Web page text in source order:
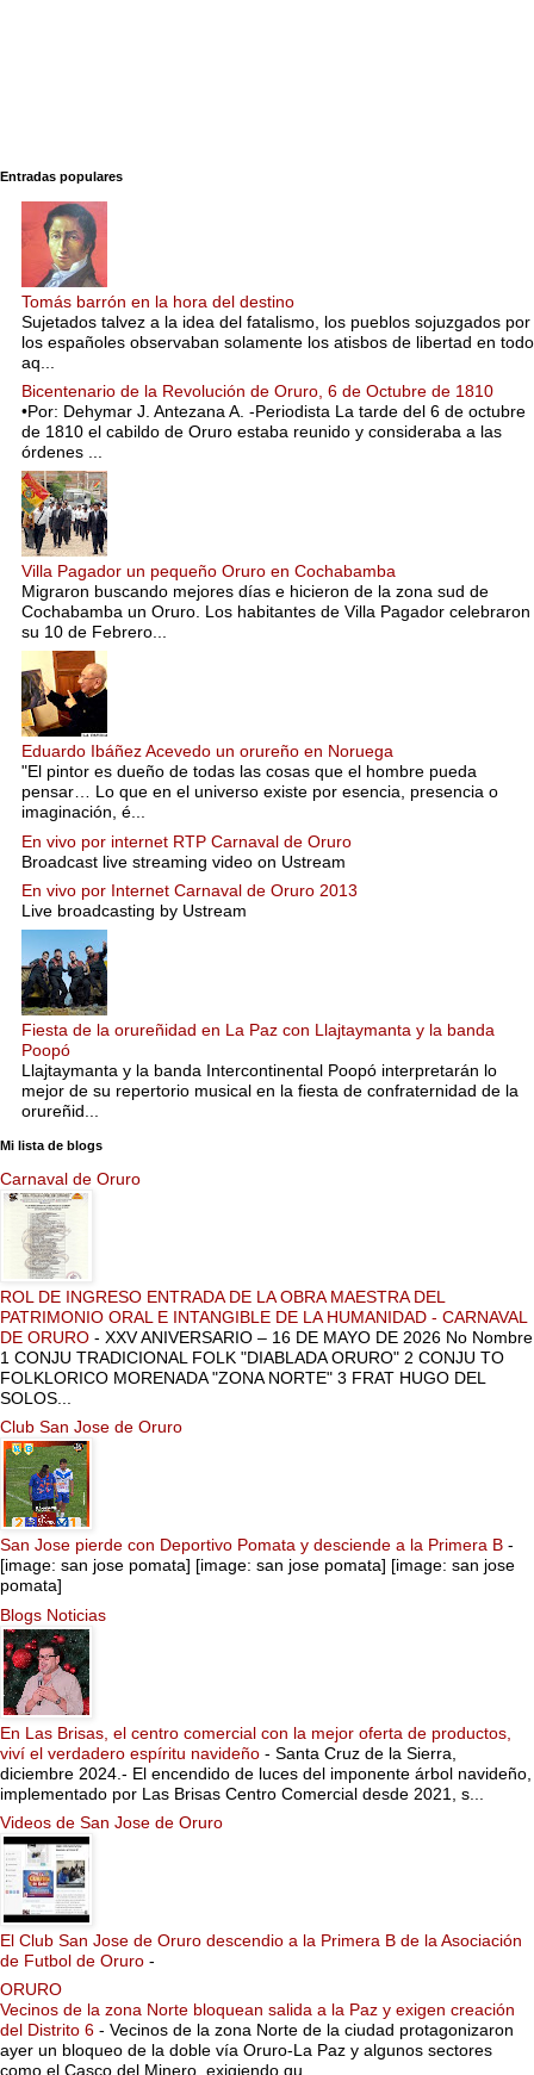
Entradas populares
Tomás barrón en la hora del destino
Sujetados talvez a la idea del fatalismo, los pueblos sojuzgados por
los españoles observaban solamente los atisbos de libertad en todo
aq...
Bicentenario de la Revolución de Oruro, 6 de Octubre de 1810
•Por: Dehymar J. Antezana A. -Periodista La tarde del 6 de octubre
de 1810 el cabildo de Oruro estaba reunido y consideraba a las
órdenes ...
Villa Pagador un pequeño Oruro en Cochabamba
Migraron buscando mejores días e hicieron de la zona sud de
Cochabamba un Oruro. Los habitantes de Villa Pagador celebraron
su 10 de Febrero...
Eduardo Ibáñez Acevedo un orureño en Noruega
"El pintor es dueño de todas las cosas que el hombre pueda
pensar… Lo que en el universo existe por esencia, presencia o
imaginación, é...
En vivo por internet RTP Carnaval de Oruro
Broadcast live streaming video on Ustream
En vivo por Internet Carnaval de Oruro 2013
Live broadcasting by Ustream
Fiesta de la orureñidad en La Paz con Llajtaymanta y la banda
Poopó
Llajtaymanta y la banda Intercontinental Poopó interpretarán lo
mejor de su repertorio musical en la fiesta de confraternidad de la
orureñid...
Mi lista de blogs
Carnaval de Oruro
ROL DE INGRESO ENTRADA DE LA OBRA MAESTRA DEL
PATRIMONIO ORAL E INTANGIBLE DE LA HUMANIDAD - CARNAVAL
DE ORURO - XXV ANIVERSARIO – 16 DE MAYO DE 2026 No Nombre
1 CONJU TRADICIONAL FOLK "DIABLADA ORURO" 2 CONJU TO
FOLKLORICO MORENADA "ZONA NORTE" 3 FRAT HUGO DEL
SOLOS...
Club San Jose de Oruro
San Jose pierde con Deportivo Pomata y desciende a la Primera B -
[image: san jose pomata] [image: san jose pomata] [image: san jose
pomata]
Blogs Noticias
En Las Brisas, el centro comercial con la mejor oferta de productos,
viví el verdadero espíritu navideño - Santa Cruz de la Sierra,
diciembre 2024.- El encendido de luces del imponente árbol navideño,
implementado por Las Brisas Centro Comercial desde 2021, s...
Videos de San Jose de Oruro
El Club San Jose de Oruro descendio a la Primera B de la Asociación
de Futbol de Oruro -
ORURO
Vecinos de la zona Norte bloquean salida a la Paz y exigen creación
del Distrito 6 - Vecinos de la zona Norte de la ciudad protagonizaron
ayer un bloqueo de la doble vía Oruro-La Paz y algunos sectores
como el Casco del Minero, exigiendo qu...